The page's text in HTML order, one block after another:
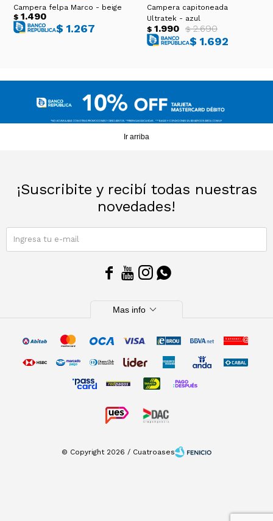
Campera felpa Marco - beige
$ 1.490
$ 1.267
Campera capitoneada
Ultratek - azul
$ 1.990 $ 2.690
$ 1.692
Ir arriba
¡Suscribite y recibí todas nuestras
novedades!
   
Mas info expand_more
© Copyright 2026 / Cuatroases